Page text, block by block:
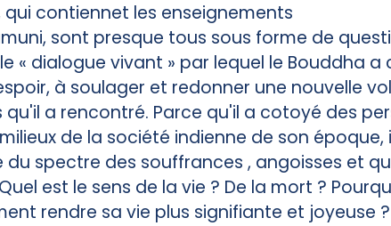
qui contiennet les enseignements
sont presque tous sous forme de
« dialogue vivant » par lequel le Bouddha a
à soulager et redonner une nouvelle
qu'il a rencontré. Parce qu'il a cotoyé des
de la société indienne de son époque,
du spectre des souffrances , angoisses et
est le sens de la vie ? De la mort ?
rendre sa vie plus signifiante et joyeuse ?